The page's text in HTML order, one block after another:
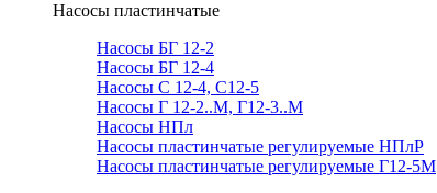
Насосы пластинчатые
Насосы БГ 12-2
Насосы БГ 12-4
Насосы С 12-4, С12-5
Насосы Г 12-2..М, Г12-3..М
Насосы НПл
Насосы пластинчатые регулируемые НПлР
Насосы пластинчатые регулируемые Г12-5М